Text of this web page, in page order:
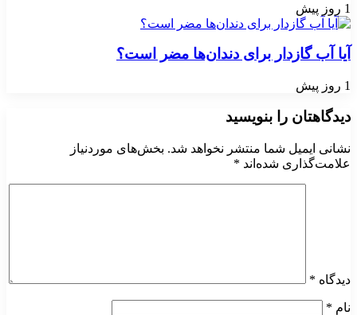
1 روز پیش
آیا آب گازدار برای دندان‌ها مضر است؟
1 روز پیش
دیدگاهتان را بنویسید
نشانی ایمیل شما منتشر نخواهد شد. بخش‌های موردنیاز
علامت‌گذاری شده‌اند *
دیدگاه *
نام *